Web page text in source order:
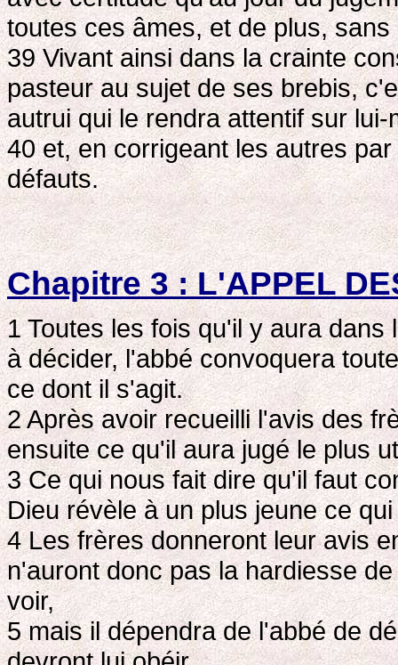
toutes ces âmes, et de plus,
39 Vivant ainsi dans la crainte
pasteur au sujet de ses brebis,
autrui qui le rendra attentif sur lui-
40 et, en corrigeant les autres
défauts.
Chapitre 3 : L'APPEL
1 Toutes les fois qu'il y aura
à décider, l'abbé convoquera
ce dont il s'agit.
2 Après avoir recueilli l'avis des
ensuite ce qu'il aura jugé le plus
3 Ce qui nous fait dire qu'il faut
Dieu révèle à un plus jeune ce
4 Les frères donneront leur avis
n'auront donc pas la hardiesse
voir,
5 mais il dépendra de l'abbé de